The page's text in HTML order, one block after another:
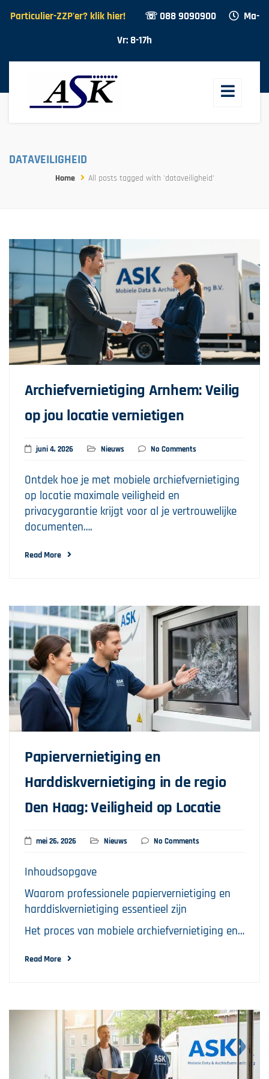
Particulier-ZZP'er? klik hier! ☏ 088 9090900
Ma-
Vr: 8-17h
DATAVEILIGHEID
Home All posts tagged with 'dataveiligheid'
Archiefvernietiging Arnhem: Veilig
op jou locatie vernietigen
juni 4, 2026 Nieuws No Comments
Ontdek hoe je met mobiele archiefvernietiging
op locatie maximale veiligheid en
privacygarantie krijgt voor al je vertrouwelijke
documenten….
Read More
Papiervernietiging en
Harddiskvernietiging in de regio
Den Haag: Veiligheid op Locatie
mei 26, 2026 Nieuws No Comments
Inhoudsopgave
Waarom professionele papiervernietiging en
harddiskvernietiging essentieel zijn
Het proces van mobiele archiefvernietiging en…
Read More